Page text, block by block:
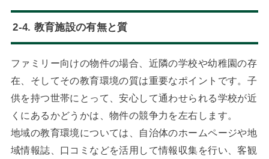
2-4. 教育施設の有無と質
ファミリー向けの物件の場合、近隣の学校や幼稚園の存
在、そしてその教育環境の質は重要なポイントです。子
供を持つ世帯にとって、安心して通わせられる学校が近
くにあるかどうかは、物件の競争力を左右します。
地域の教育環境については、自治体のホームページや地
域情報誌、口コミなどを活用して情報収集を行い、客観